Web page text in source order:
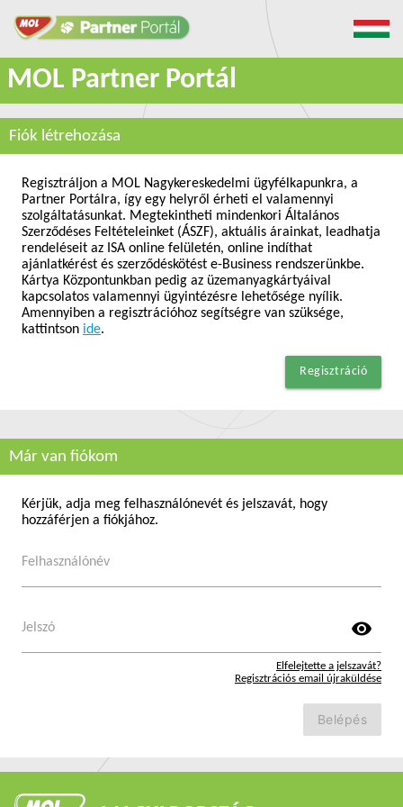
MOL Partner Portál
Fiók létrehozása
Regisztráljon a MOL Nagykereskedelmi ügyfélkapunkra, a
Partner Portálra, így egy helyről érheti el valamennyi
szolgáltatásunkat. Megtekintheti mindenkori Általános
Szerződéses Feltételeinket (ÁSZF), aktuális árainkat, leadhatja
rendeléseit az ISA online felületén, online indíthat
ajánlatkérést és szerződéskötést e-Business rendszerünkbe.
Kártya Központunkban pedig az üzemanyagkártyáival
kapcsolatos valamennyi ügyintézésre lehetősége nyílik.
Amennyiben a regisztrációhoz segítségre van szüksége,
kattintson ide.
Regisztráció
Már van fiókom
Kérjük, adja meg felhasználónevét és jelszavát, hogy
hozzáférjen a fiókjához.
Felhasználónév
Jelszó visibility
Elfelejtette a jelszavát?
Regisztrációs email újraküldése
Belépés